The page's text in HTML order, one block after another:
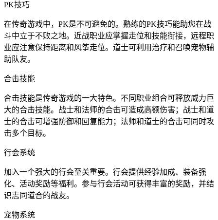
PK技巧
在传奇游戏中，PK是不可避免的。熟练的PK技巧能助您在战
斗中立于不败之地。近战职业应掌握走位和技能衔接，远程职
业应注意保持距离和风筝走位。道士可利用治疗和召唤宠物辅
助队友。
合击技能
合击技能是传奇游戏的一大特色。不同职业组合可释放威力巨
大的合击技能。战士和法师的合击可造成高额伤害；战士和道
士的合击可增强防御和回复能力；法师和道士的合击可同时攻
击多个目标。
行会系统
加入一个强大的行会至关重要。行会提供经验加成、装备强
化、活动奖励等福利。参与行会活动可获得丰富的奖励，并结
识志同道合的战友。
宠物系统